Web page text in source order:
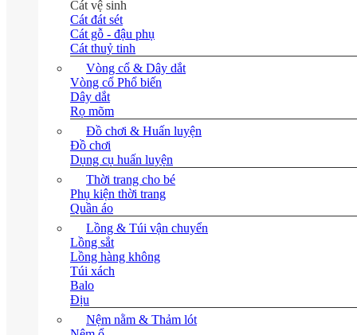
Cát vệ sinh
Cát đát sét
Cát gỗ - đậu phụ
Cát thuỷ tinh
Vòng cổ & Dây dắt
Vòng cổ
Dây dắt
Rọ mõm
Đồ chơi & Huấn luyện
Đồ chơi
Dụng cụ huấn luyện
Thời trang cho bé
Phụ kiện thời trang
Quần áo
Lồng & Túi vận chuyển
Lồng sắt
Lồng hàng không
Túi xách
Balo
Địu
Nệm nằm & Thảm lót